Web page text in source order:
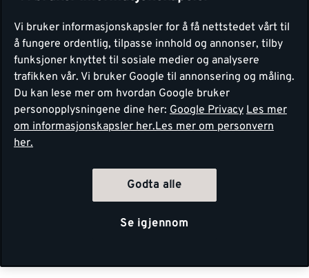
Vi bruker informasjonskapsler for å få nettstedet vårt til
å fungere ordentlig, tilpasse innhold og annonser, tilby
funksjoner knyttet til sosiale medier og analysere
trafikken vår. Vi bruker Google til annonsering og måling.
Du kan lese mer om hvordan Google bruker
personopplysningene dine her: Google Privacy Les mer
om informasjonskapsler her.Les mer om personvern
her.
Godta alle
Se igjennom